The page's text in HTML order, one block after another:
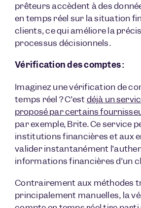
prêteurs accèdent à des
en temps réel sur la situation
clients, ce qui améliore la
processus décisionnels.
Vérification des comptes :
Imaginez une vérification de
temps réel ? C’estdéjà un
proposé par certains
par exemple, Brite. Ce service
institutions financières et aux
valider instantanément
informations financières d’un
Contrairement aux méthodes
principalement manuelles, la